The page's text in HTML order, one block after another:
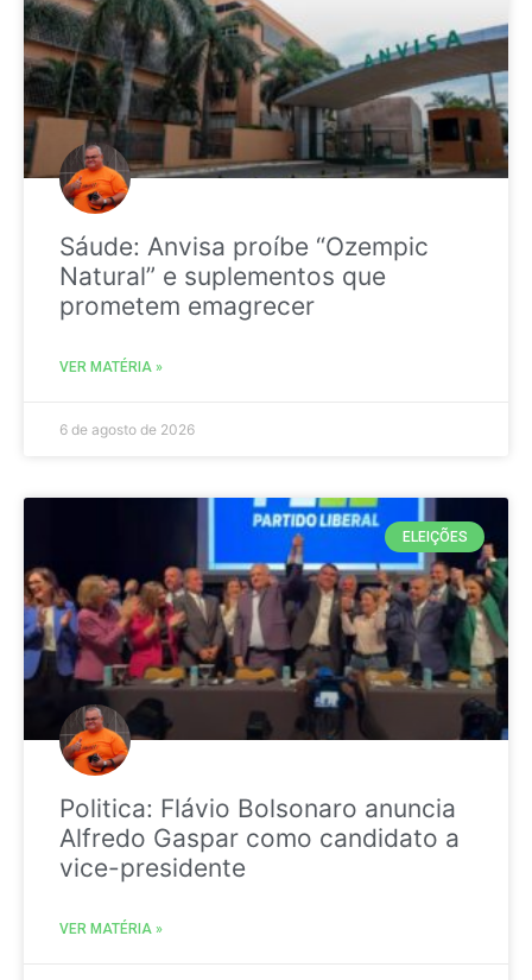
Sáude: Anvisa proíbe “Ozempic
Natural” e suplementos que
prometem emagrecer
VER MATÉRIA »
6 de agosto de 2026
ELEIÇÕES
Politica: Flávio Bolsonaro anuncia
Alfredo Gaspar como candidato a
vice-presidente
VER MATÉRIA »